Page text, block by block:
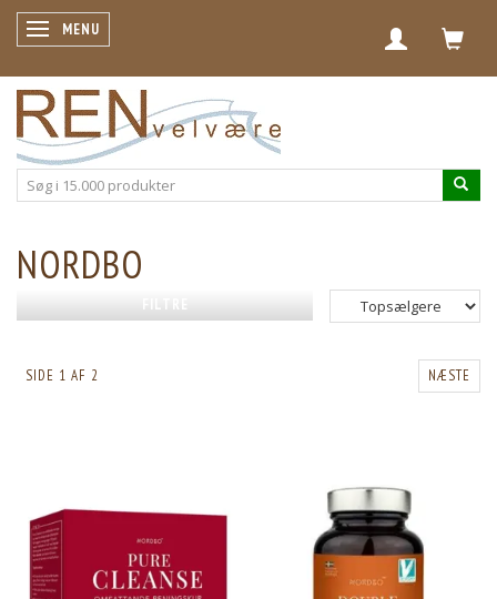
SKIFTE NAVIGATION
MENU
NORDBO
FILTRE
SIDE 1 AF 2 NÆSTE